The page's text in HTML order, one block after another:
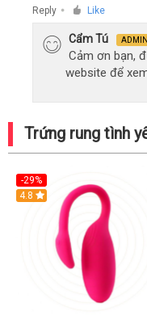
Reply ● Like
Cẩm Tú ADMIN
Cảm ơn bạn,
website để
Trứng rung tình
-29%
Hot
4.8